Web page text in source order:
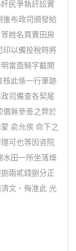
民爭執訐訟實
後布政司頒發給
姓名買賣田房
印以備投稅時將
當面騎字截開
核此係一行筆跡
司備查各契尾
價無參差之弊於
俞允俟 命下之
可也等因咨院
水田一所坐落燥
兩貳錢捌分正
文、侮准此 光